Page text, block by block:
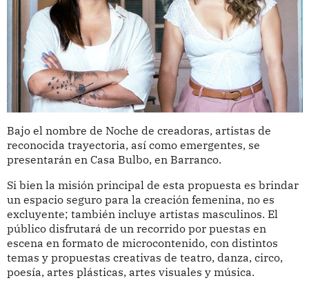
Bajo el nombre de Noche de creadoras, artistas de
reconocida trayectoria, así como emergentes, se
presentarán en Casa Bulbo, en Barranco.
Si bien la misión principal de esta propuesta es brindar
un espacio seguro para la creación femenina, no es
excluyente; también incluye artistas masculinos. El
público disfrutará de un recorrido por puestas en
escena en formato de microcontenido, con distintos
temas y propuestas creativas de teatro, danza, circo,
poesía, artes plásticas, artes visuales y música.